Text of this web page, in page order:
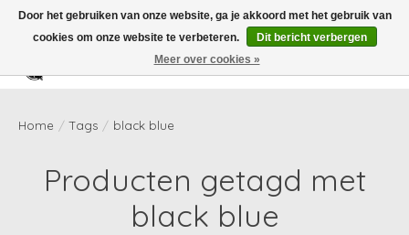
Verlanglijst
Home / Tags / black blue
Producten getagd met
black blue
Door het gebruiken van onze website, ga je akkoord met het gebruik van
cookies om onze website te verbeteren.
Dit bericht verbergen
Meer over cookies »